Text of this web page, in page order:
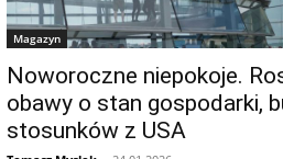
Magazyn
Noworoczne niepokoje.
obawy o stan gospodarki,
stosunków z USA